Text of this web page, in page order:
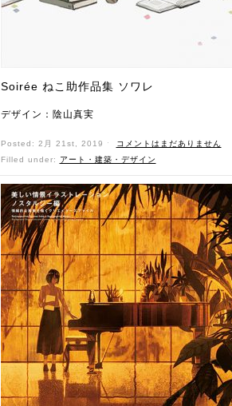
Soirée ねこ助作品集 ソワレ
デザイン：陰山真実
Posted: 2月 21st, 2019 ˑ
コメントはまだありません
Filled under:
アート・建築・デザイン